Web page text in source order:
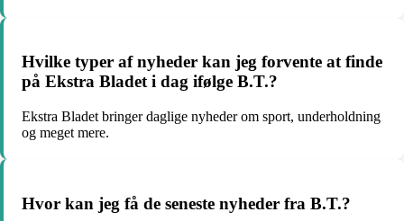
Hvilke typer af nyheder kan jeg forvente at finde
på Ekstra Bladet i dag ifølge B.T.?
Ekstra Bladet bringer daglige nyheder om sport, underholdning
og meget mere.
Hvor kan jeg få de seneste nyheder fra B.T.?